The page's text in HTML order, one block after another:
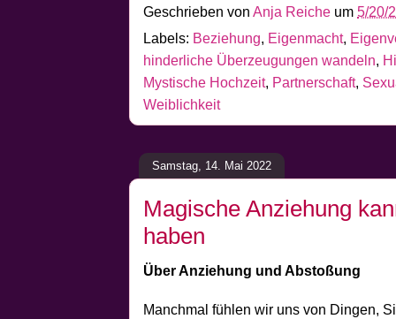
Geschrieben von Anja Reiche um 5/20/
Labels: Beziehung, Eigenmacht,
hinderliche Überzeugungen wandeln,
Mystische Hochzeit, Partnerschaft,
Weiblichkeit
Samstag, 14. Mai 2022
Magische Anziehung
haben
Über Anziehung und Abstoßung
Manchmal fühlen wir uns von Dingen,